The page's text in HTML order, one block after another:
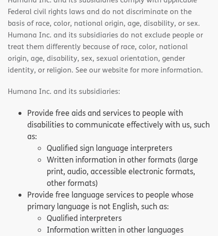
Federal civil rights laws and do not discriminate on the
basis of race, color, national origin, age, disability, or sex.
Humana Inc. and its subsidiaries do not exclude people or
treat them differently because of race, color, national
origin, age, disability, sex, sexual orientation, gender
identity, or religion. See our website for more information.
Humana Inc. and its subsidiaries:
Provide free aids and services to people with
disabilities to communicate effectively with us, such
as:
Qualified sign language interpreters
Written information in other formats (large
print, audio, accessible electronic formats,
other formats)
Provide free language services to people whose
primary language is not English, such as:
Qualified interpreters
Information written in other languages